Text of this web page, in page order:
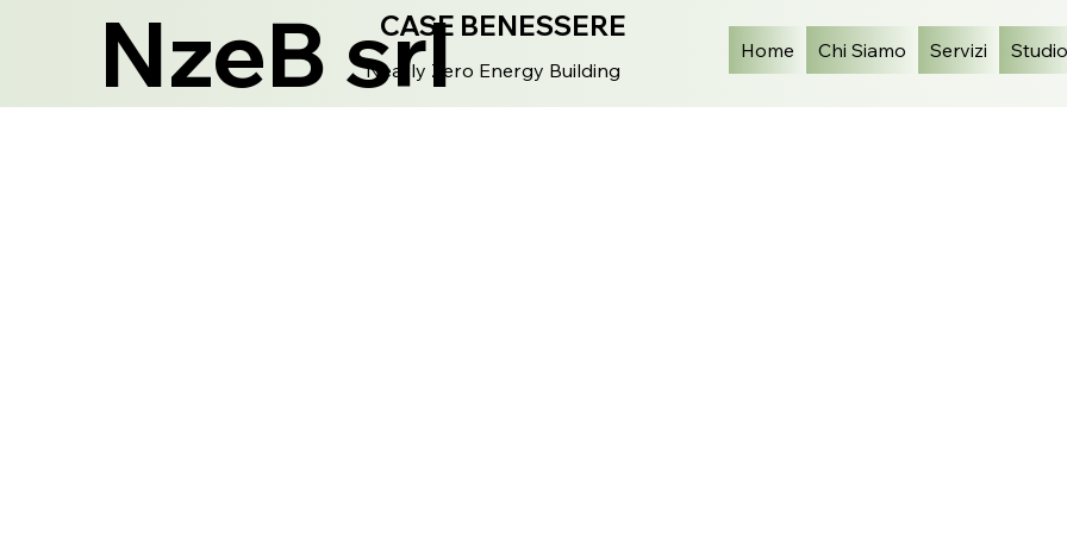
NzeB srlCASE BENESSERE
Nearly Zero Energy Building
Home Chi Siamo Servizi Studio